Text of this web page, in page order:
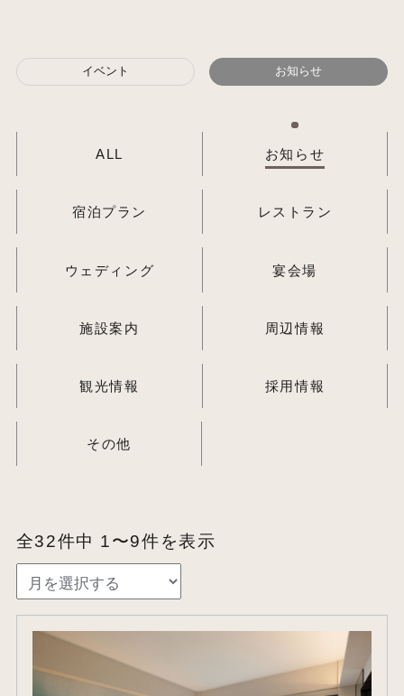
イベント お知らせ
ALL お知らせ
宿泊プラン レストラン
ウェディング 宴会場
施設案内 周辺情報
観光情報 採用情報
その他
全32件中 1〜9件を表示